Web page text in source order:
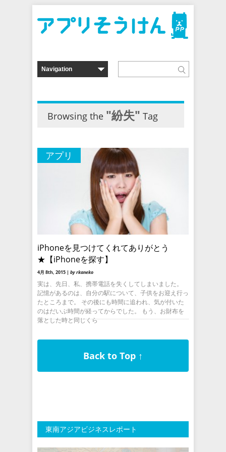
Browsing the "紛失" Tag
アプリ
iPhoneを見つけてくれてありがとう
★【iPhoneを探す】
4月 8th, 2015 | by rkaneko
実は、先日、私、携帯電話を失くしてしまいました。
記憶があるのは、自分の駅について、子供をお迎え行っ
たところまで。 その後にも時間に追われ、気が付いた
のはだいぶ時間が経ってからでした。 もう、お財布を
落とした時と同じくら
Back to Top ↑
東南アジアビジネスレポート